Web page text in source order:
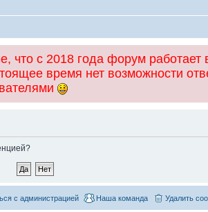
что с 2018 года форум работает
время нет возможности
Удалить
Наша команда
с администрацией